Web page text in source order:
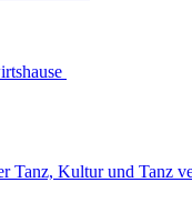
Tanz, Kultur und Tanz